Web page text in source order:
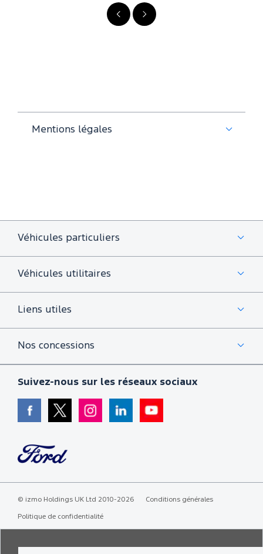
Suivant
Précédent
Mentions légales
Véhicules particuliers
Véhicules utilitaires
Liens utiles
Nos concessions
Suivez-nous sur les réseaux sociaux
© izmo Holdings UK Ltd 2010-2026 Conditions générales
Politique de confidentialité